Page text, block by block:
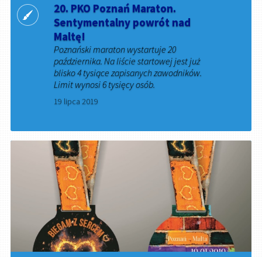
20. PKO Poznań Maraton.
Sentymentalny powrót nad
Maltę!
Poznański maraton wystartuje 20
października. Na liście startowej jest już
blisko 4 tysiące zapisanych zawodników.
Limit wynosi 6 tysięcy osób.
19 lipca 2019